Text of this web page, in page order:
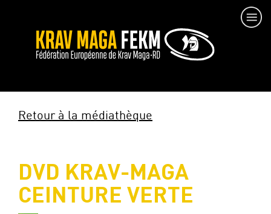
Retour à la médiathèque
DVD KRAV-MAGA
CEINTURE VERTE